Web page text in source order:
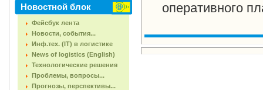
Новостной блок
Фейсбук лента
Новости, события...
Инф.тех. (IT) в логистике
News of logistics (English)
Технологические решения
Проблемы, вопросы...
Прогнозы, перспективы...
оперативного